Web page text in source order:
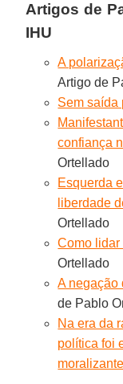
Artigos de
IHU
A
Artigo de
Sem saída
confiança
Ortellado
Esquerda
liberdade
Ortellado
Como
Ortellado
A negação
de Pablo
Na era da
política foi
moralizante